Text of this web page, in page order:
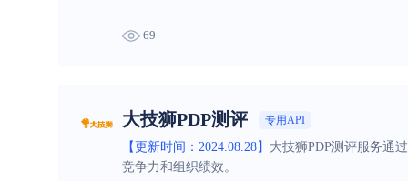
69
大技狮PDP测评 专用API
【更新时间：2024.08.28】 大技狮PDP测评服务通
竞争力和组织绩效。